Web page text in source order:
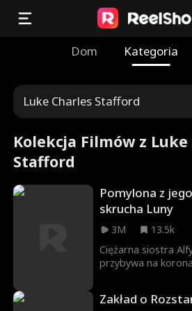
Dom Kategoria
Luke Charles Stafford
Kolekcja Filmów z
Stafford
Pomylona z
skrucha Luny
3M
13.5k
Ciężarna siostra
przybywa na
zaczyna znęcać się
Zakład o